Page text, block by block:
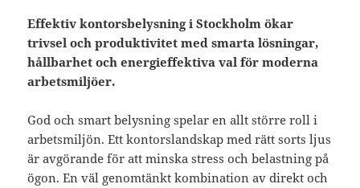
Effektiv kontorsbelysning i Stockholm ökar
trivsel och produktivitet med smarta lösningar,
hållbarhet och energieffektiva val för moderna
arbetsmiljöer.
God och smart belysning spelar en allt större roll i
arbetsmiljön. Ett kontorslandskap med rätt sorts ljus
är avgörande för att minska stress och belastning på
ögon. En väl genomtänkt kombination av direkt och